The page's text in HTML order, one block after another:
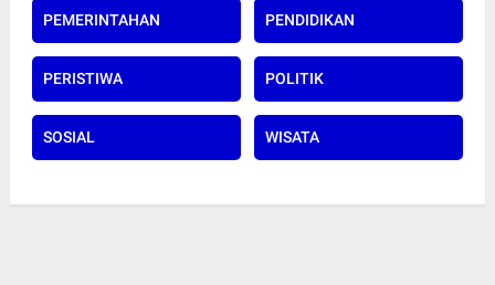
PEMERINTAHAN PENDIDIKAN
PERISTIWA POLITIK
SOSIAL WISATA